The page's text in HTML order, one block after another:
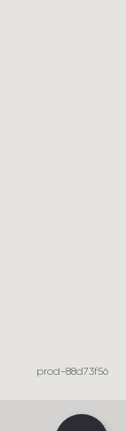
prod-88d73f56